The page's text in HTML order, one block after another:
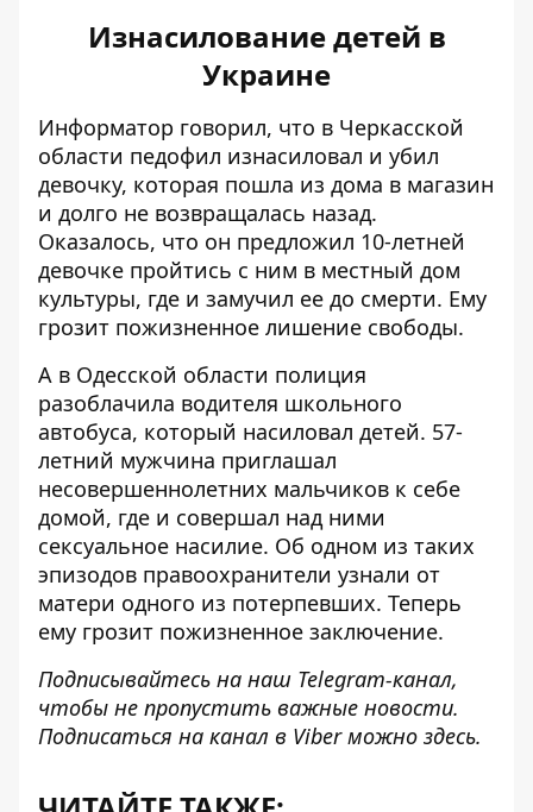
Изнасилование детей в
Украине
Информатор говорил, что в Черкасской
области педофил изнасиловал и убил
девочку, которая пошла из дома в магазин
и долго не возвращалась назад.
Оказалось, что он предложил 10-летней
девочке пройтись с ним в местный дом
культуры, где и замучил ее до смерти. Ему
грозит пожизненное лишение свободы.
А в Одесской области полиция
разоблачила водителя школьного
автобуса, который насиловал детей. 57-
летний мужчина приглашал
несовершеннолетних мальчиков к себе
домой, где и совершал над ними
сексуальное насилие. Об одном из таких
эпизодов правоохранители узнали от
матери одного из потерпевших. Теперь
ему грозит пожизненное заключение.
Подписывайтесь на наш Telegram-канал,
чтобы не пропустить важные новости.
Подписаться на канал в Viber можно здесь.